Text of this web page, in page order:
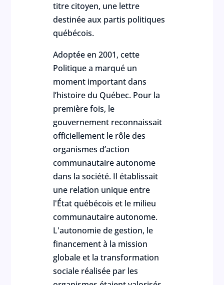
titre citoyen, une lettre
destinée aux partis politiques
québécois.
Adoptée en 2001, cette
Politique a marqué un
moment important dans
l’histoire du Québec. Pour la
première fois, le
gouvernement reconnaissait
officiellement le rôle des
organismes d’action
communautaire autonome
dans la société. Il établissait
une relation unique entre
l'État québécois et le milieu
communautaire autonome.
L'autonomie de gestion, le
financement à la mission
globale et la transformation
sociale réalisée par les